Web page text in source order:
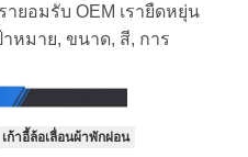
ายอมรับ OEM เรายืดหยุ่น
หมาย, ขนาด, สี, การ
เก้าอี้ล้อเลื่อนผ้าพักผ่อน